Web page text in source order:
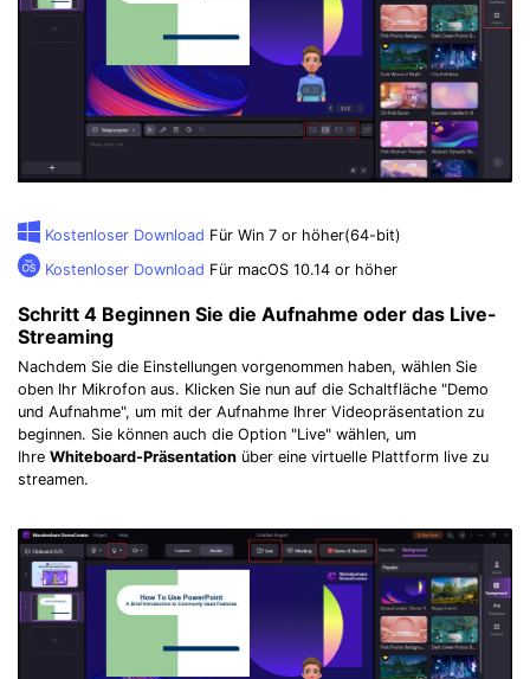
Kostenloser Download Für Win 7 or höher(64-bit)
Kostenloser Download Für macOS 10.14 or höher
Schritt 4 Beginnen Sie die Aufnahme oder das Live-
Streaming
Nachdem Sie die Einstellungen vorgenommen haben, wählen Sie
oben Ihr Mikrofon aus. Klicken Sie nun auf die Schaltfläche "Demo
und Aufnahme", um mit der Aufnahme Ihrer Videopräsentation zu
beginnen. Sie können auch die Option "Live" wählen, um
Ihre Whiteboard-Präsentation über eine virtuelle Plattform live zu
streamen.